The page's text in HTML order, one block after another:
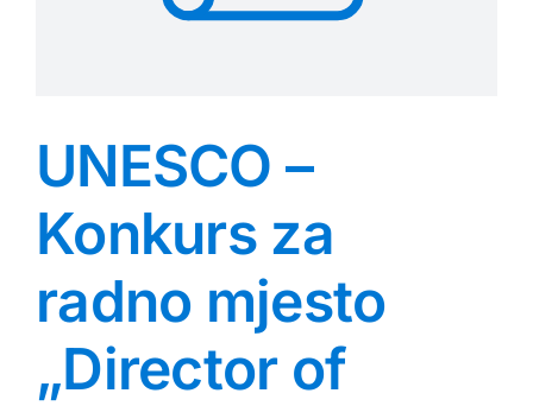
UNESCO –
Konkurs za
radno mjesto
„Director of